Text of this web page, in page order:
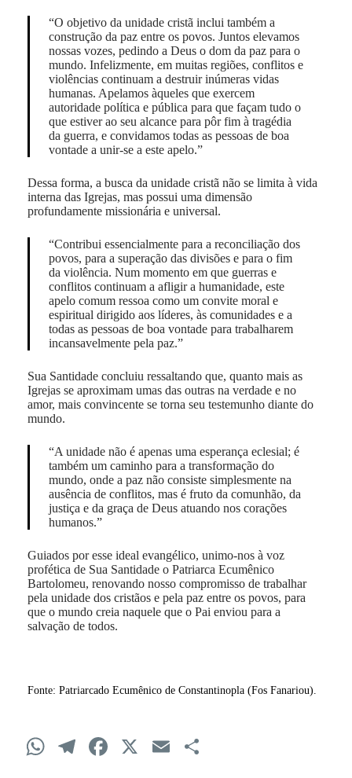
“O objetivo da unidade cristã inclui também a
construção da paz entre os povos. Juntos elevamos
nossas vozes, pedindo a Deus o dom da paz para o
mundo. Infelizmente, em muitas regiões, conflitos e
violências continuam a destruir inúmeras vidas
humanas. Apelamos àqueles que exercem
autoridade política e pública para que façam tudo o
que estiver ao seu alcance para pôr fim à tragédia
da guerra, e convidamos todas as pessoas de boa
vontade a unir-se a este apelo.”
Dessa forma, a busca da unidade cristã não se limita à vida
interna das Igrejas, mas possui uma dimensão
profundamente missionária e universal.
“Contribui essencialmente para a reconciliação dos
povos, para a superação das divisões e para o fim
da violência. Num momento em que guerras e
conflitos continuam a afligir a humanidade, este
apelo comum ressoa como um convite moral e
espiritual dirigido aos líderes, às comunidades e a
todas as pessoas de boa vontade para trabalharem
incansavelmente pela paz.”
Sua Santidade concluiu ressaltando que, quanto mais as
Igrejas se aproximam umas das outras na verdade e no
amor, mais convincente se torna seu testemunho diante do
mundo.
“A unidade não é apenas uma esperança eclesial; é
também um caminho para a transformação do
mundo, onde a paz não consiste simplesmente na
ausência de conflitos, mas é fruto da comunhão, da
justiça e da graça de Deus atuando nos corações
humanos.”
Guiados por esse ideal evangélico, unimo-nos à voz
profética de Sua Santidade o Patriarca Ecumênico
Bartolomeu, renovando nosso compromisso de trabalhar
pela unidade dos cristãos e pela paz entre os povos, para
que o mundo creia naquele que o Pai enviou para a
salvação de todos.
Fonte: Patriarcado Ecumênico de Constantinopla (Fos Fanariou).
WhatsApp
Telegram
Facebook
X Email